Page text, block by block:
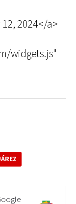
2024</a>
widgets.js"